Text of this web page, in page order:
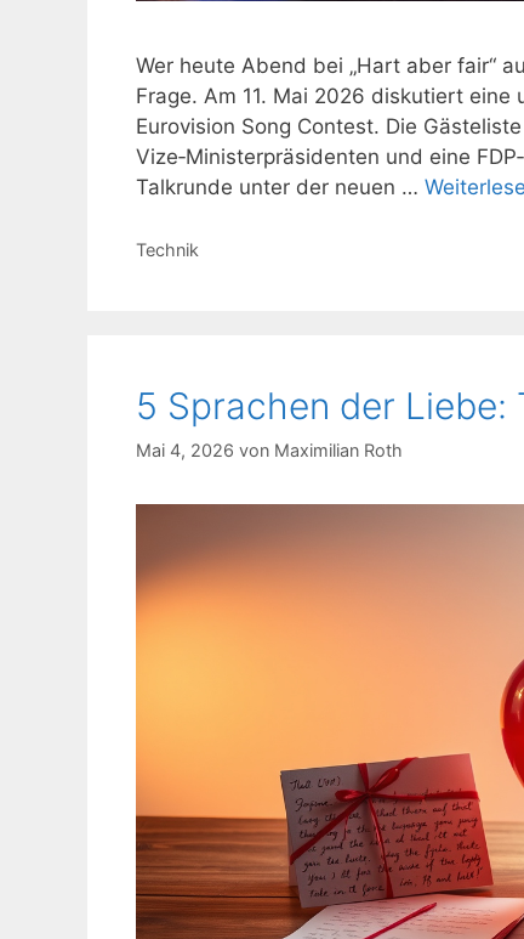
Wer heute Abend bei „Hart aber fair“
Frage. Am 11. Mai 2026 diskutiert
Eurovision Song Contest. Die
Vize‑Ministerpräsidenten und eine
Talkrunde unter der neuen …
Kategorien
Technik
5 Sprachen der Liebe:
Mai 4, 2026 von Maximilian Roth